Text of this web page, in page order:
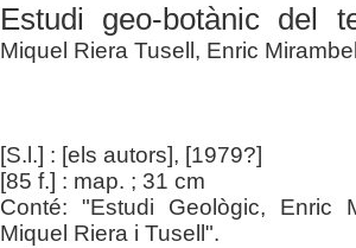
Estudi geo-botànic del
Miquel Riera Tusell, Enric
[S.l.] : [els autors], [1979?]
[85 f.] : map. ; 31 cm
Conté: "Estudi Geològic, Enric
Miquel Riera i Tusell".